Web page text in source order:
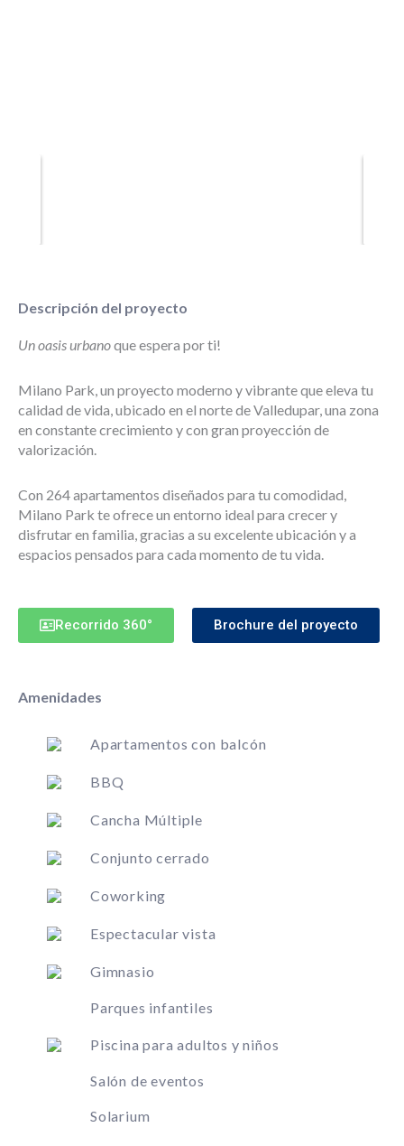
Descripción del proyecto
Un oasis urbanoque espera por ti!
Milano Park, un proyecto moderno y vibrante que eleva tu
calidad de vida, ubicado en el norte de Valledupar, una zona
en constante crecimiento y con gran proyección de
valorización.
Con 264 apartamentos diseñados para tu comodidad,
Milano Park te ofrece un entorno ideal para crecer y
disfrutar en familia, gracias a su excelente ubicación y a
espacios pensados para cada momento de tu vida.
Recorrido 360° Brochure del proyecto
Amenidades
Apartamentos con balcón
BBQ
Cancha Múltiple
Conjunto cerrado
Coworking
Espectacular vista
Gimnasio
Parques infantiles
Piscina para adultos y niños
Salón de eventos
Solarium